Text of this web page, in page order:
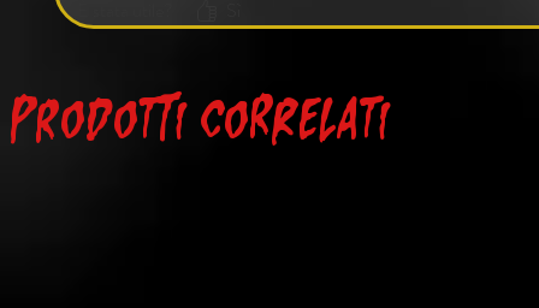
Prodotti correlati